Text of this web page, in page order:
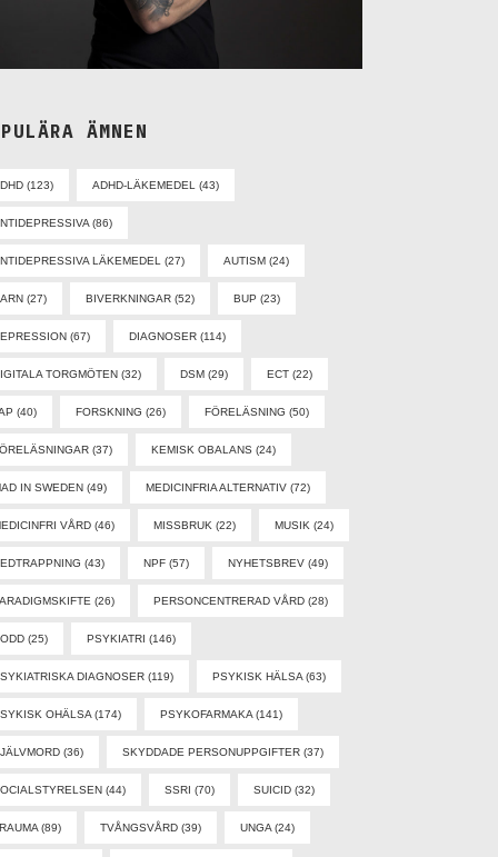
ÄMNEN
(123) ADHD-LÄKEMEDEL (43)
(86)
LÄKEMEDEL (27) AUTISM (24)
(27) BIVERKNINGAR (52) BUP (23)
(67) DIAGNOSER (114)
TORGMÖTEN (32) DSM (29) ECT (22)
(40) FORSKNING (26) FÖRELÄSNING (50)
(37) KEMISK OBALANS (24)
IN SWEDEN (49) MEDICINFRIA ALTERNATIV (72)
VÅRD (46) MISSBRUK (22) MUSIK (24)
(43) NPF (57) NYHETSBREV (49)
(26) PERSONCENTRERAD VÅRD (28)
(25) PSYKIATRI (146)
DIAGNOSER (119) PSYKISK HÄLSA (63)
OHÄLSA (174) PSYKOFARMAKA (141)
(36) SKYDDADE PERSONUPPGIFTER (37)
(44) SSRI (70) SUICID (32)
(89) TVÅNGSVÅRD (39) UNGA (24)